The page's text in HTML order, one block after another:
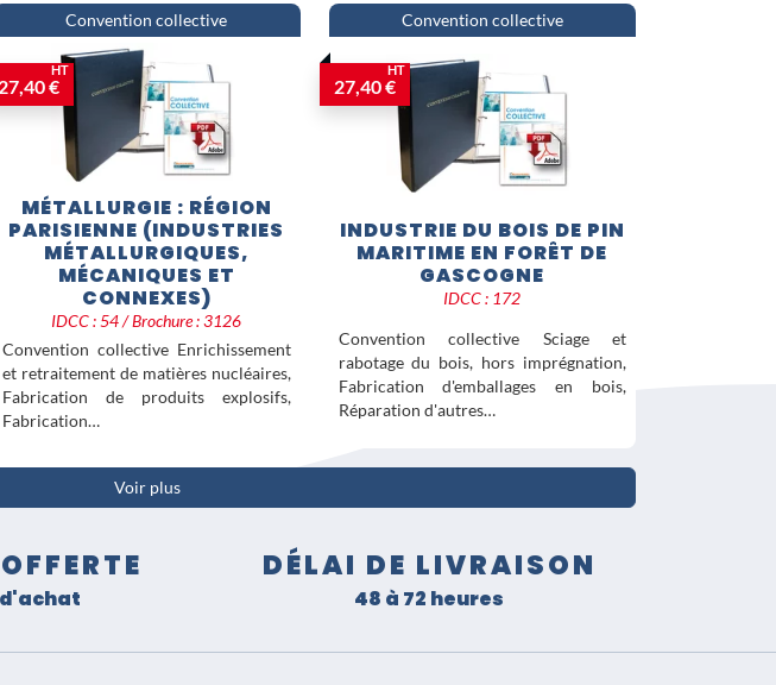
Convention collective
27,40 €
HT
MÉTALLURGIE : RÉGION
PARISIENNE (INDUSTRIES
MÉTALLURGIQUES,
MÉCANIQUES ET
CONNEXES)
IDCC : 54 / Brochure : 3126
Convention collective Enrichissement
et retraitement de matières nucléaires,
Fabrication de produits explosifs,
Fabrication…
Convention collective
27,40 €
HT
INDUSTRIE DU BOIS DE PIN
MARITIME EN FORÊT DE
GASCOGNE
IDCC : 172
Convention collective Sciage et
rabotage du bois, hors imprégnation,
Fabrication d'emballages en bois,
Réparation d'autres…
Voir plus
d'achat
DÉLAI DE LIVRAISON
48 à 72 heures